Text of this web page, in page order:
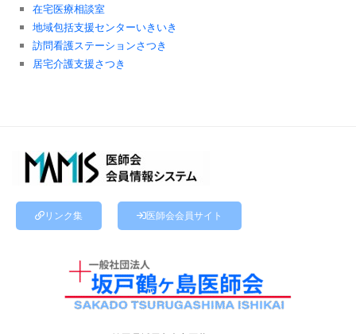
在宅医療相談室
地域包括支援センターいきいき
訪問看護ステーションさつき
居宅介護支援さつき
リンク集 医師会会員サイト